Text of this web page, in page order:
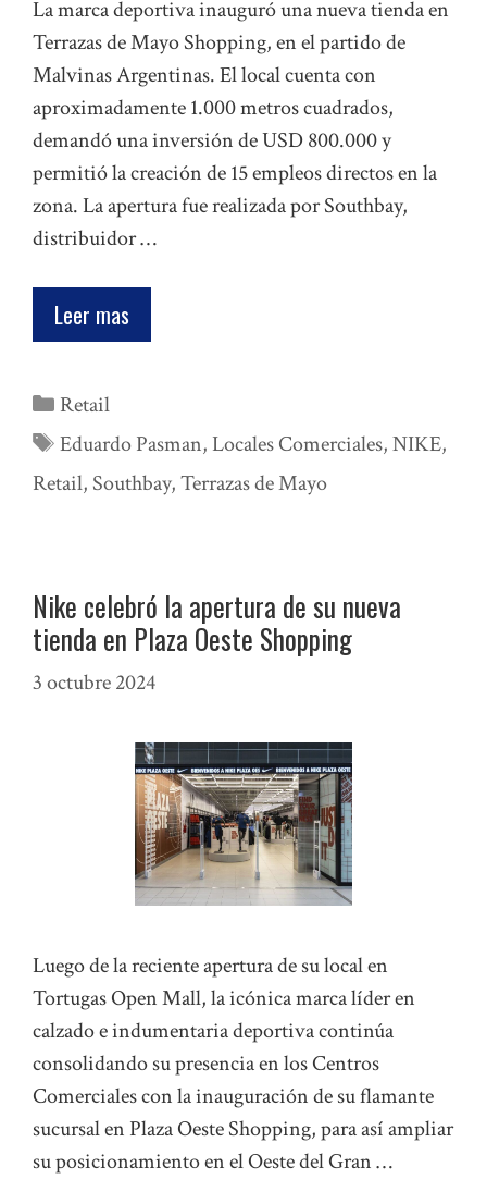
La marca deportiva inauguró una nueva tienda en
Terrazas de Mayo Shopping, en el partido de
Malvinas Argentinas. El local cuenta con
aproximadamente 1.000 metros cuadrados,
demandó una inversión de USD 800.000 y
permitió la creación de 15 empleos directos en la
zona. La apertura fue realizada por Southbay,
distribuidor …
Leer mas
Categorías
Retail
Etiquetas
Eduardo Pasman,Locales Comerciales,NIKE,
Retail, Southbay,Terrazas de Mayo
Nike celebró la apertura de su nueva
tienda en Plaza Oeste Shopping
3 octubre 2024
Luego de la reciente apertura de su local en
Tortugas Open Mall, la icónica marca líder en
calzado e indumentaria deportiva continúa
consolidando su presencia en los Centros
Comerciales con la inauguración de su flamante
sucursal en Plaza Oeste Shopping, para así ampliar
su posicionamiento en el Oeste del Gran …